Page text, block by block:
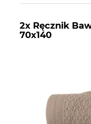
2x Ręcznik
70x140